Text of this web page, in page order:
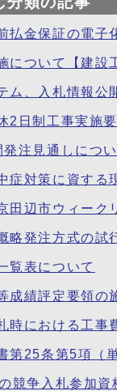
払金保証の電子
について【建設
ム、入札情報公
2日制工事実施
注見通しにつ
症対策に資す
田辺市ウィー
略発注方式の
覧表について
成績評定要領の
時における工事
第25条第5項（
競争入札参加資